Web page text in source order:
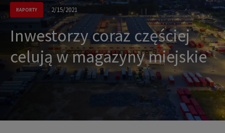
RAPORTY 2/15/2021
Inwestorzy coraz częściej
celują w magazyny miejskie